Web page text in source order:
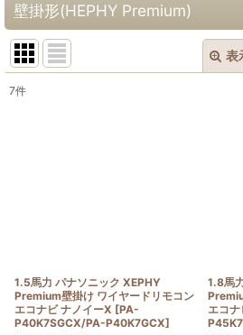
壁掛形(HEPHY Premium)
表
7件
1.5馬力 パナソニック XEPHY
Premium壁掛け ワイヤードリモコン
エコナビ ナノイーX [PA-
P40K7SGCX/PA-P40K7GCX]
1.8馬
エコ